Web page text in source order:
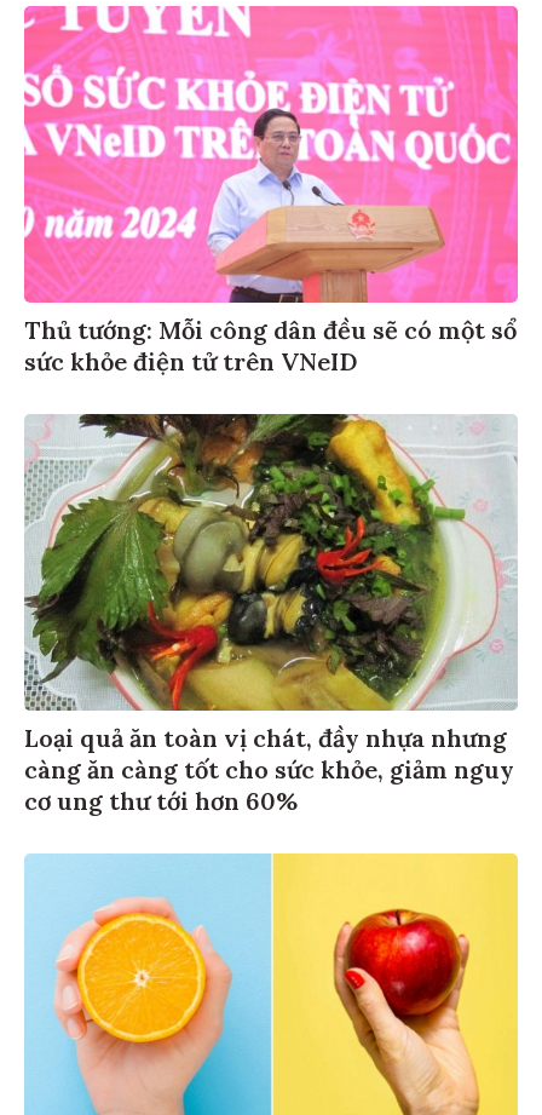
Thủ tướng: Mỗi công dân đều sẽ có một sổ
sức khỏe điện tử trên VNeID
Loại quả ăn toàn vị chát, đầy nhựa nhưng
càng ăn càng tốt cho sức khỏe, giảm nguy
cơ ung thư tới hơn 60%